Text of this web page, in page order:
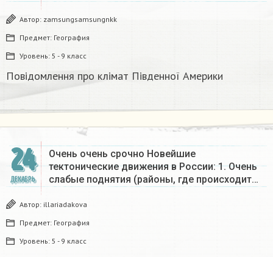
Автор: zamsungsamsungnkk
Предмет: География
Уровень: 5 - 9 класс
Повідомлення про клімат Південної Америки
24
ДЕКАБРЬ
Очень очень срочно Новейшие
тектонические движения в России: 1. Очень
слабые поднятия (районы, где происходит…
Автор: illariadakova
Предмет: География
Уровень: 5 - 9 класс